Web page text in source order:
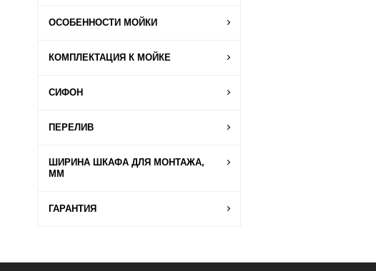
ОСОБЕННОСТИ МОЙКИ
КОМПЛЕКТАЦИЯ К МОЙКЕ
СИФОН
ПЕРЕЛИВ
ШИРИНА ШКАФА ДЛЯ МОНТАЖА,
ММ
ГАРАНТИЯ